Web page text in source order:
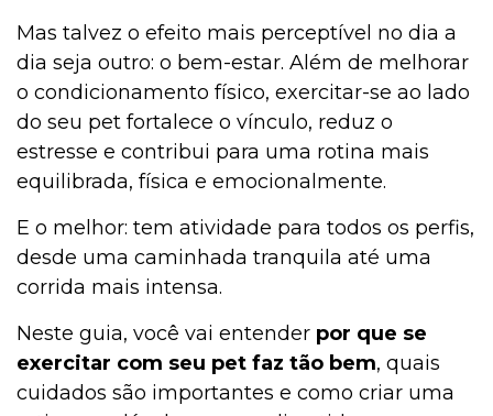
Mas talvez o efeito mais perceptível no dia a
dia seja outro: o bem-estar. Além de melhorar
o condicionamento físico, exercitar-se ao lado
do seu pet fortalece o vínculo, reduz o
estresse e contribui para uma rotina mais
equilibrada, física e emocionalmente.
E o melhor: tem atividade para todos os perfis,
desde uma caminhada tranquila até uma
corrida mais intensa.
Neste guia, você vai entender por que se
exercitar com seu pet faz tão bem, quais
cuidados são importantes e como criar uma